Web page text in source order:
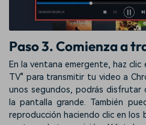
Paso 3. Comienza a
En la ventana emergente, haz
TV" para transmitir tu video a
unos segundos, podrás
la pantalla grande. También
reproducción haciendo clic en